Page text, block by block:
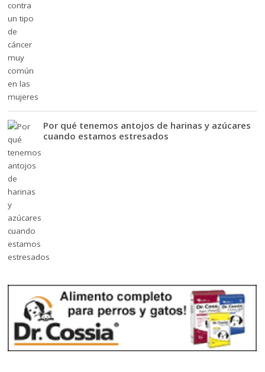
Por qué tenemos antojos de harinas y azúcares
cuando estamos estresados